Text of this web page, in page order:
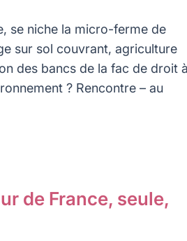
se niche la micro-ferme de
sur sol couvrant, agriculture
des bancs de la fac de droit
? Rencontre – au
de France, seule,